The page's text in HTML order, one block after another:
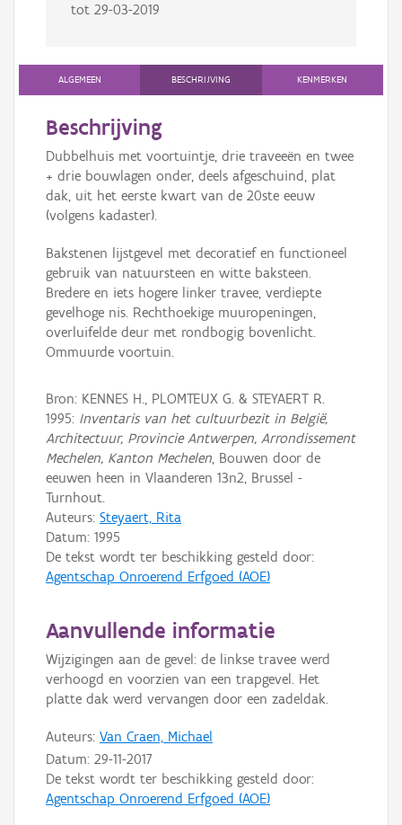
tot 29-03-2019
ALGEMEEN BESCHRIJVING KENMERKEN
Beschrijving
Dubbelhuis met voortuintje, drie traveeën en twee
+ drie bouwlagen onder, deels afgeschuind, plat
dak, uit het eerste kwart van de 20ste eeuw
(volgens kadaster).
Bakstenen lijstgevel met decoratief en functioneel
gebruik van natuursteen en witte baksteen.
Bredere en iets hogere linker travee, verdiepte
gevelhoge nis. Rechthoekige muuropeningen,
overluifelde deur met rondbogig bovenlicht.
Ommuurde voortuin.
Bron: KENNES H., PLOMTEUX G. & STEYAERT R.
1995: Inventaris van het cultuurbezit in België,
Architectuur, Provincie Antwerpen, Arrondissement
Mechelen, Kanton Mechelen, Bouwen door de
eeuwen heen in Vlaanderen 13n2, Brussel -
Turnhout.
Auteurs: Steyaert, Rita
Datum: 1995
De tekst wordt ter beschikking gesteld door:
Agentschap Onroerend Erfgoed (AOE)
Aanvullende informatie
Wijzigingen aan de gevel: de linkse travee werd
verhoogd en voorzien van een trapgevel. Het
platte dak werd vervangen door een zadeldak.
Auteurs: Van Craen, Michael
Datum: 29-11-2017
De tekst wordt ter beschikking gesteld door:
Agentschap Onroerend Erfgoed (AOE)